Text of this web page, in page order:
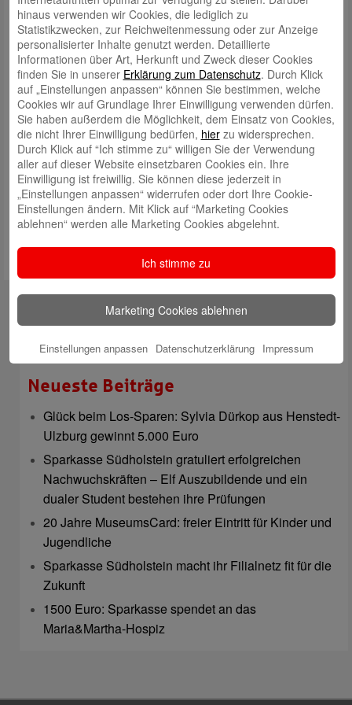
„Protected Love“-Trainer ausgebildet und ein detailliertes Workbook zu
diesem Thema erstellt.
Beides – Schulungskoffer und das erworbene KnowHow – tragen nun in
Schulen, Jugendgruppen und Gemeindezentren zur Aufklärung von
Jugendlichen über Themen wie die Loverboy-Methode, Umgang mit
häuslicher Gewalt und Gefahren im Internet bei.
Mehr Infos zum Projektpartner:Startseite | Freiheits-Stil
Beitrag von:
Marion Möller | Stv. Geschäftsführerin der Stiftung & NMS-Regionalpatin
Newsletter
Immer auf dem Laufenden sein:
Jetzt abonnieren
Neueste Beiträge
Glück beim Los-Sparen: Sylvia Dürkop aus Henstedt-
Ulzburg gewinnt 5.000 Euro
Sparkasse Südholstein gratuliert erfolgreichen
Nachwuchskräften – Elf Auszubildende und ein
dualer Student bestehen ihre Prüfungen
20 Jahre MuseumsCard: freier Eintritt für Kinder und
Jugendliche
Sparkasse Südholstein macht ihr Filialnetz fit für die
Zukunft
1500 Euro: Sparkasse spendet an das
Maria&Martha-Hospiz
hinaus verwenden wir Cookies, die lediglich zu
Statistikzwecken, zur Reichweitenmessung oder zur Anzeige
personalisierter Inhalte genutzt werden. Detaillierte
Informationen über Art, Herkunft und Zweck dieser Cookies
finden Sie in unserer Erklärung zum Datenschutz. Durch Klick
auf „Einstellungen anpassen“ können Sie bestimmen, welche
Cookies wir auf Grundlage Ihrer Einwilligung verwenden dürfen.
Sie haben außerdem die Möglichkeit, dem Einsatz von Cookies,
die nicht Ihrer Einwilligung bedürfen, hierzu widersprechen.
Durch Klick auf “Ich stimme zu“ willigen Sie der Verwendung
aller auf dieser Website einsetzbaren Cookies ein. Ihre
Einwilligung ist freiwillig. Sie können diese jederzeit in
„Einstellungen anpassen“ widerrufen oder dort Ihre Cookie-
Einstellungen ändern. Mit Klick auf “Marketing Cookies
ablehnen“ werden alle Marketing Cookies abgelehnt.
Ich stimme zu
Marketing Cookies ablehnen
Einstellungen anpassen Datenschutzerklärung Impressum